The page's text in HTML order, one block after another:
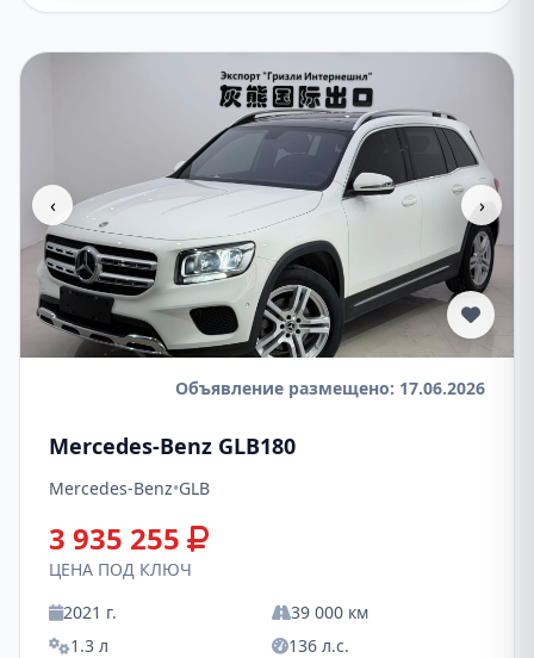
‹ ›
Объявление размещено: 17.06.2026
Mercedes-Benz GLB180
Mercedes-Benz•GLB
3 935 255
ЦЕНА ПОД КЛЮЧ
2021 г.
39 000 км
1.3 л
136 л.с.